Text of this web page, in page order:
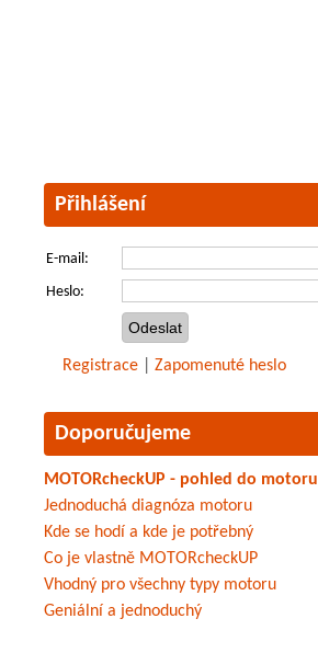
Přihlášení
E-mail:
Heslo:
Registrace Zapomenuté heslo
Doporučujeme
MOTORcheckUP - pohled do motoru
Jednoduchá diagnóza motoru
Kde se hodí a kde je potřebný
Co je vlastně MOTORcheckUP
Vhodný pro všechny typy motoru
Geniální a jednoduchý